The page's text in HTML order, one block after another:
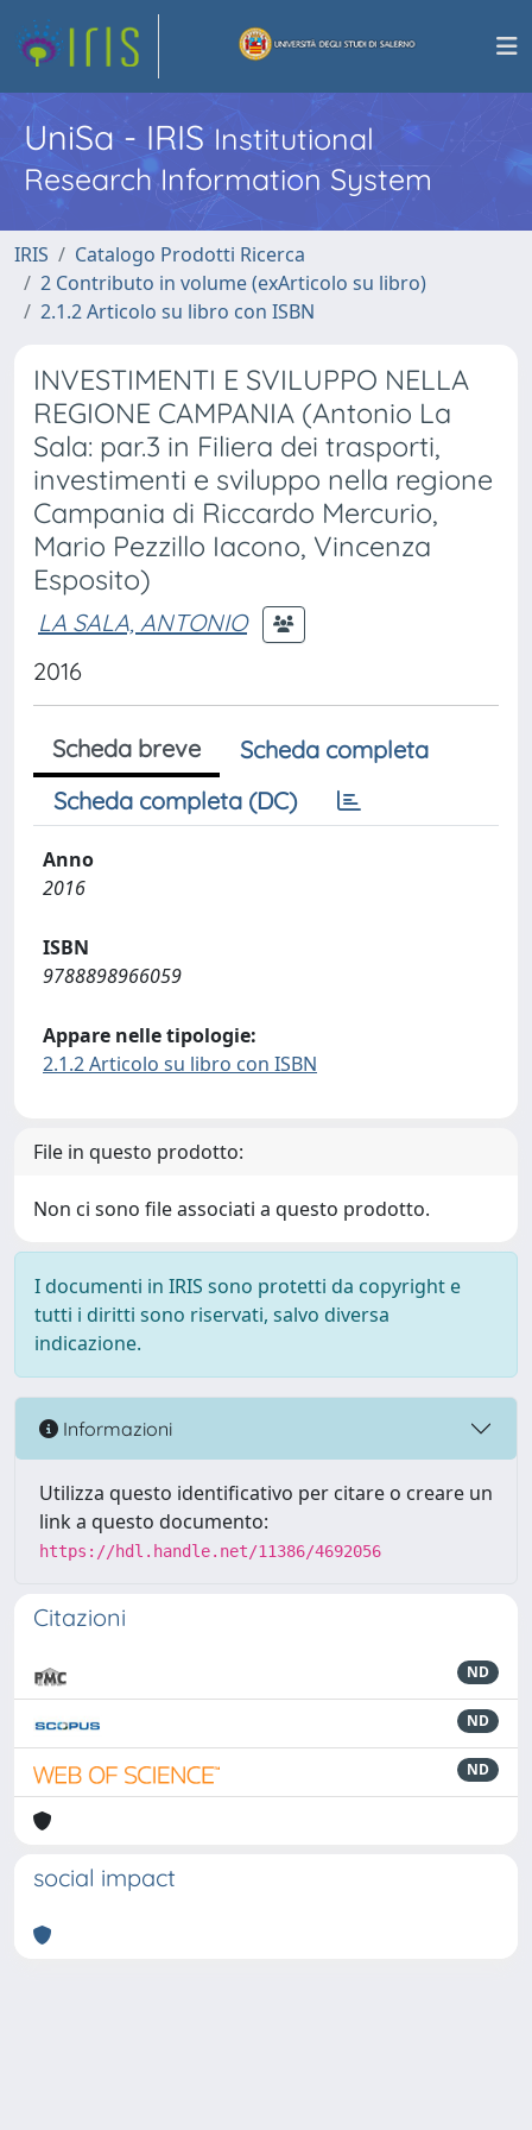
UniSa - IRISInstitutional
Research Information System
IRIS
Catalogo Prodotti Ricerca
2 Contributo in volume (exArticolo su libro)
2.1.2 Articolo su libro con ISBN
INVESTIMENTI E SVILUPPO NELLA
REGIONE CAMPANIA (Antonio La
Sala: par.3 in Filiera dei trasporti,
investimenti e sviluppo nella regione
Campania di Riccardo Mercurio,
Mario Pezzillo Iacono, Vincenza
Esposito)
LA SALA, ANTONIO
2016
Scheda breve
Scheda completa
Scheda completa (DC)
Anno
2016
ISBN
9788898966059
Appare nelle tipologie:
2.1.2 Articolo su libro con ISBN
File in questo prodotto:
Non ci sono file associati a questo prodotto.
I documenti in IRIS sono protetti da copyright e
tutti i diritti sono riservati, salvo diversa
indicazione.
Informazioni
Utilizza questo identificativo per citare o creare un
link a questo documento:
https://hdl.handle.net/11386/4692056
Citazioni
ND
ND
ND
social impact